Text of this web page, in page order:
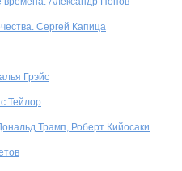
Сергей Капица
Грэйс
Тейлор
Трамп, Роберт Кийосаки